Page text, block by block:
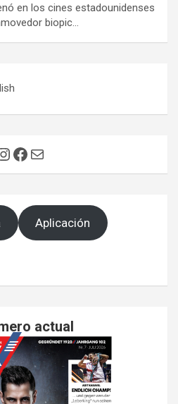
en los cines estadounidenses
biopic…
Facebook
Correo electrónico
Aplicación
actual